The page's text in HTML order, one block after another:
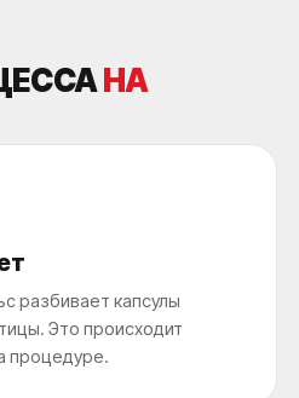
НА
разбивает капсулы
Это происходит
процедуре.